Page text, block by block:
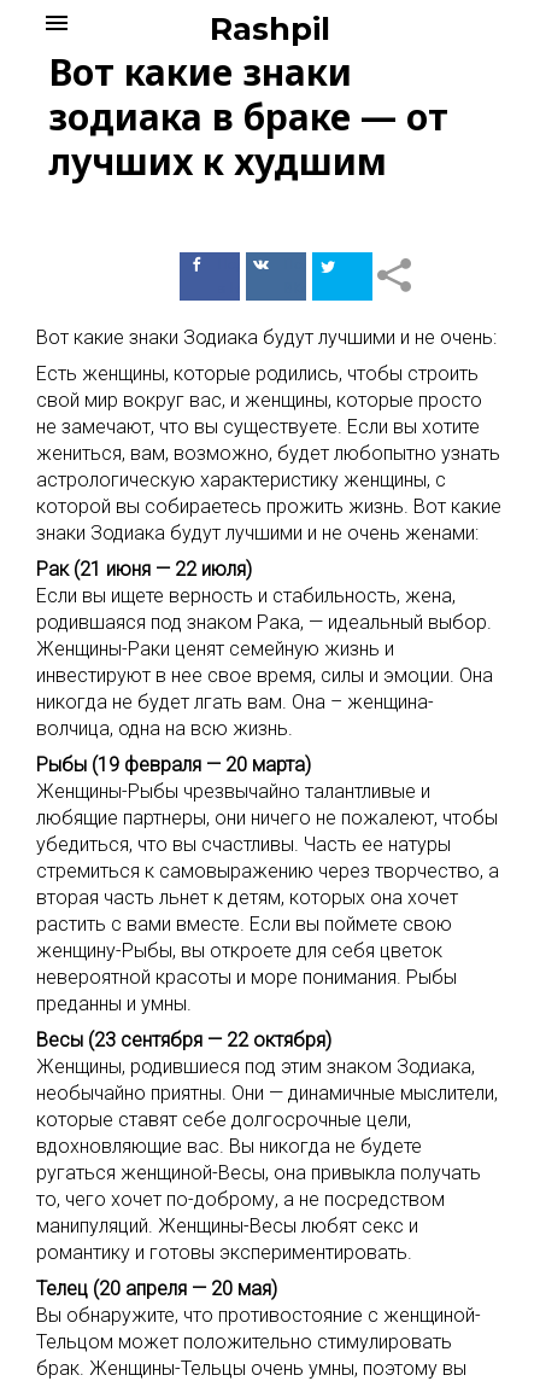
content
Rashpil
menu
Вот какие знаки
зодиака в браке — от
лучших к худшим
ПоделитьсяПоделиться
Вот какие знаки Зодиака будут лучшими и не очень:
Есть женщины, которые родились, чтобы строить
свой мир вокруг вас, и женщины, которые просто
не замечают, что вы существуете. Если вы хотите
жениться, вам, возможно, будет любопытно узнать
астрологическую характеристику женщины, с
которой вы собираетесь прожить жизнь. Вот какие
знаки Зодиака будут лучшими и не очень женами:
Рак (21 июня — 22 июля)
Если вы ищете верность и стабильность, жена,
родившаяся под знаком Рака, — идеальный выбор.
Женщины-Раки ценят семейную жизнь и
инвестируют в нее свое время, силы и эмоции. Она
никогда не будет лгать вам. Она – женщина-
волчица, одна на всю жизнь.
Рыбы (19 февраля — 20 марта)
Женщины-Рыбы чрезвычайно талантливые и
любящие партнеры, они ничего не пожалеют, чтобы
убедиться, что вы счастливы. Часть ее натуры
стремиться к самовыражению через творчество, а
вторая часть льнет к детям, которых она хочет
растить с вами вместе. Если вы поймете свою
женщину-Рыбы, вы откроете для себя цветок
невероятной красоты и море понимания. Рыбы
преданны и умны.
Весы (23 сентября — 22 октября)
Женщины, родившиеся под этим знаком Зодиака,
необычайно приятны. Они — динамичные мыслители,
которые ставят себе долгосрочные цели,
вдохновляющие вас. Вы никогда не будете
ругаться женщиной-Весы, она привыкла получать
то, чего хочет по-доброму, а не посредством
манипуляций. Женщины-Весы любят секс и
романтику и готовы экспериментировать.
Телец (20 апреля — 20 мая)
Вы обнаружите, что противостояние с женщиной-
Тельцом может положительно стимулировать
брак. Женщины-Тельцы очень умны, поэтому вы